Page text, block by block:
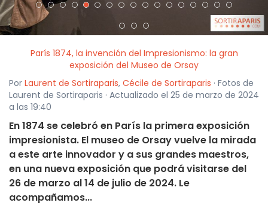
París 1874, la invención del Impresionismo: la gran
exposición del Museo de Orsay
Por Laurent de Sortiraparis, Cécile de Sortiraparis · Fotos de
Laurent de Sortiraparis · Actualizado el 25 de marzo de 2024
a las 19:40
En 1874 se celebró en París la primera exposición
impresionista. El museo de Orsay vuelve la mirada
a este arte innovador y a sus grandes maestros,
en una nueva exposición que podrá visitarse del
26 de marzo al 14 de julio de 2024. Le
acompañamos...